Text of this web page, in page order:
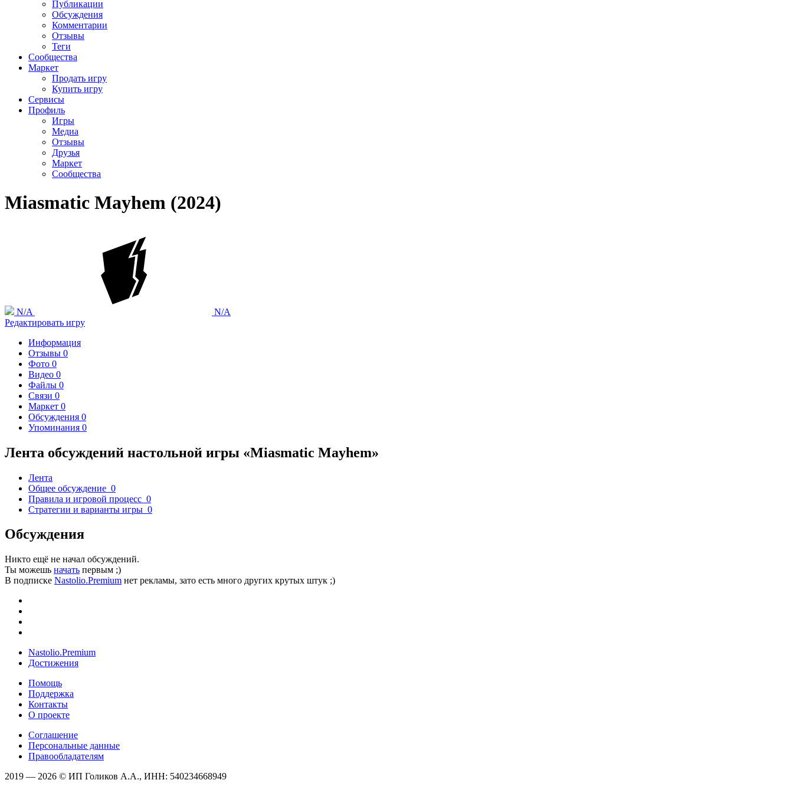
Публикации
Обсуждения
Комментарии
Отзывы
Теги
Сообщества
Маркет
Продать игру
Купить игру
Сервисы
Профиль
Игры
Медиа
Отзывы
Друзья
Маркет
Сообщества
Miasmatic Mayhem (2024)
N/A
N/A
Редактировать игру
Информация
Отзывы 0
Фото 0
Видео 0
Файлы 0
Связи 0
Маркет 0
Обсуждения 0
Упоминания 0
Лента обсуждений настольной игры «Miasmatic Mayhem»
Лента
Общее обсуждение 0
Правила и игровой процесс 0
Стратегии и варианты игры 0
Обсуждения
Никто ещё не начал обсуждений.
Ты можешь начать первым ;)
В подписке Nastolio.Premium нет рекламы, зато есть много других крутых штук ;)
Nastolio.Premium
Достижения
Помощь
Поддержка
Контакты
О проекте
Соглашение
Персональные данные
Правообладателям
2019 — 2026 © ИП Голиков А.А., ИНН: 540234668949